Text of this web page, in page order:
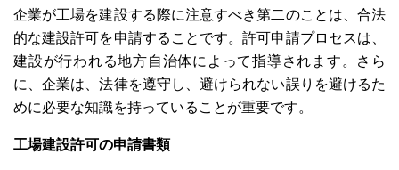
企業が工場を建設する際に注意すべき第二のことは、合法
的な建設許可を申請することです。許可申請プロセスは、
建設が行われる地方自治体によって指導されます。さら
に、企業は、法律を遵守し、避けられない誤りを避けるた
めに必要な知識を持っていることが重要です。
工場建設許可の申請書類